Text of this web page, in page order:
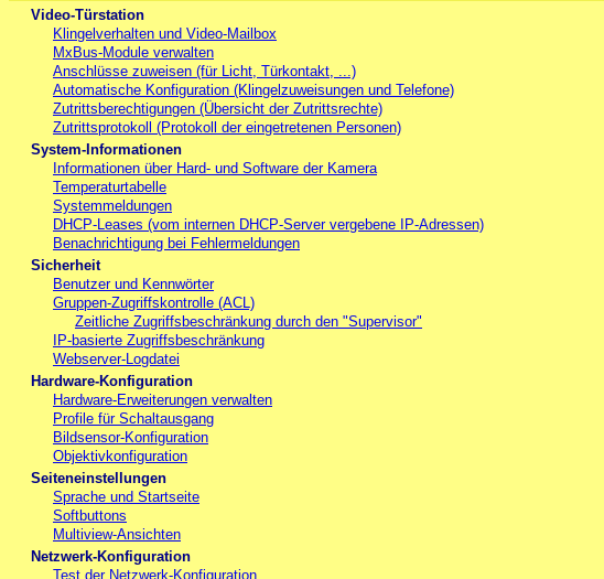
Video-Türstation
Klingelverhalten und Video-Mailbox
MxBus-Module verwalten
Anschlüsse zuweisen (für Licht, Türkontakt, ...)
Automatische Konfiguration (Klingelzuweisungen und Telefone)
Zutrittsberechtigungen (Übersicht der Zutrittsrechte)
Zutrittsprotokoll (Protokoll der eingetretenen Personen)
System-Informationen
Informationen über Hard- und Software der Kamera
Temperaturtabelle
Systemmeldungen
DHCP-Leases (vom internen DHCP-Server vergebene IP-Adressen)
Benachrichtigung bei Fehlermeldungen
Sicherheit
Benutzer und Kennwörter
Gruppen-Zugriffskontrolle (ACL)
Zeitliche Zugriffsbeschränkung durch den "Supervisor"
IP-basierte Zugriffsbeschränkung
Webserver-Logdatei
Hardware-Konfiguration
Hardware-Erweiterungen verwalten
Profile für Schaltausgang
Bildsensor-Konfiguration
Objektivkonfiguration
Seiteneinstellungen
Sprache und Startseite
Softbuttons
Multiview-Ansichten
Netzwerk-Konfiguration
Test der Netzwerk-Konfiguration